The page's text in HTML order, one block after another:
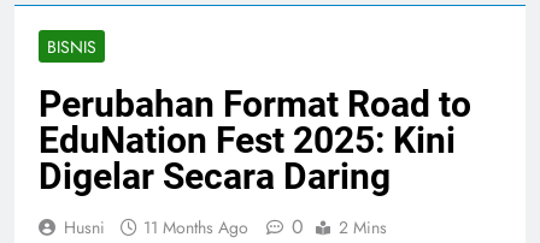
BISNIS
Perubahan Format Road to
EduNation Fest 2025: Kini
Digelar Secara Daring
Husni 11 Months Ago 0 2 Mins